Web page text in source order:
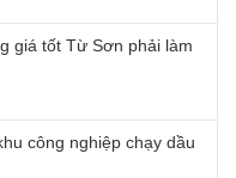
giá tốt Từ Sơn phải làm
công nghiệp chạy dầu